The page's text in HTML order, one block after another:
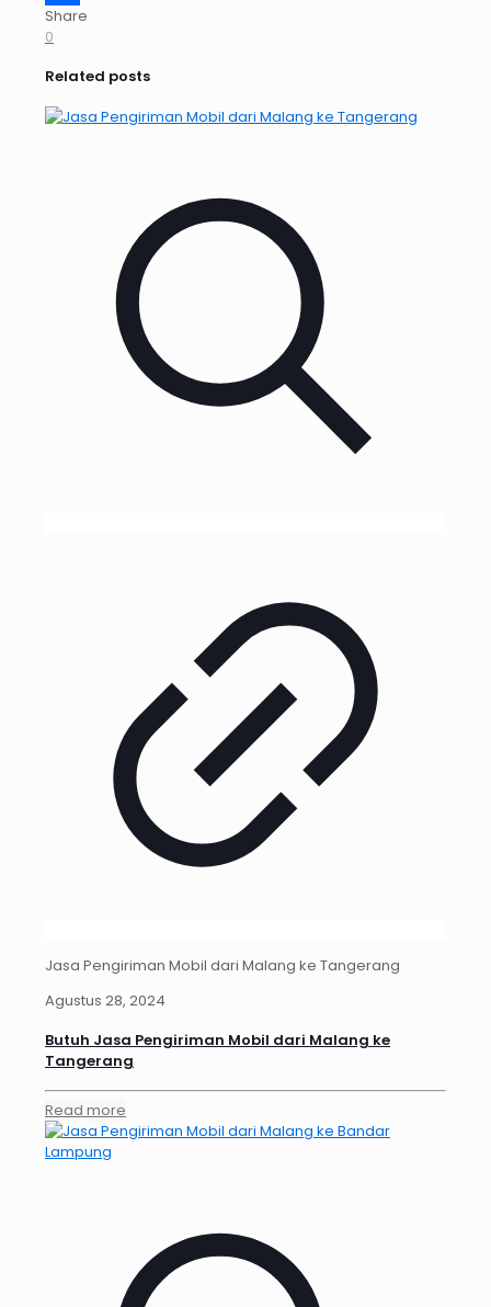
Share
Share
0
Related posts
Jasa Pengiriman Mobil dari Malang ke Tangerang
Agustus 28, 2024
Butuh Jasa Pengiriman Mobil dari Malang ke
Tangerang
Read more